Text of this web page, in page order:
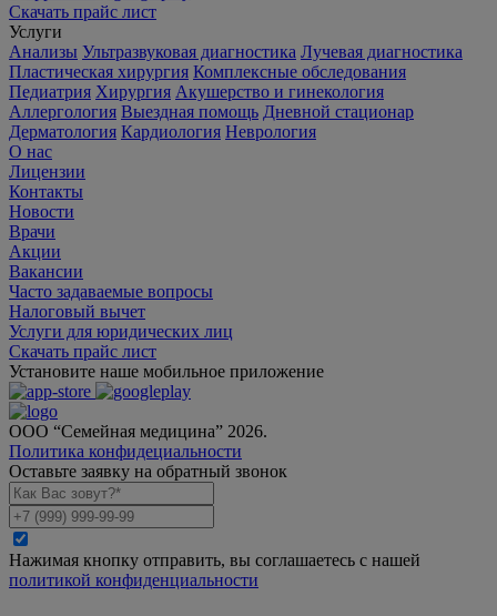
Скачать прайс лист
Услуги
Анализы Ультразвуковая диагностика Лучевая диагностика
Пластическая хирургия Комплексные обследования
Педиатрия Хирургия Акушерство и гинекология
Аллергология Выездная помощь Дневной стационар
Дерматология Кардиология Неврология
О нас
Лицензии
Контакты
Новости
Врачи
Акции
Вакансии
Часто задаваемые вопросы
Налоговый вычет
Услуги для юридических лиц
Скачать прайс лист
Установите наше мобильное приложение
ООО “Семейная медицина” 2026.
Политика конфидециальности
Оставьте заявку на обратный звонок
Нажимая кнопку отправить, вы соглашаетесь с нашей
политикой конфиденциальности